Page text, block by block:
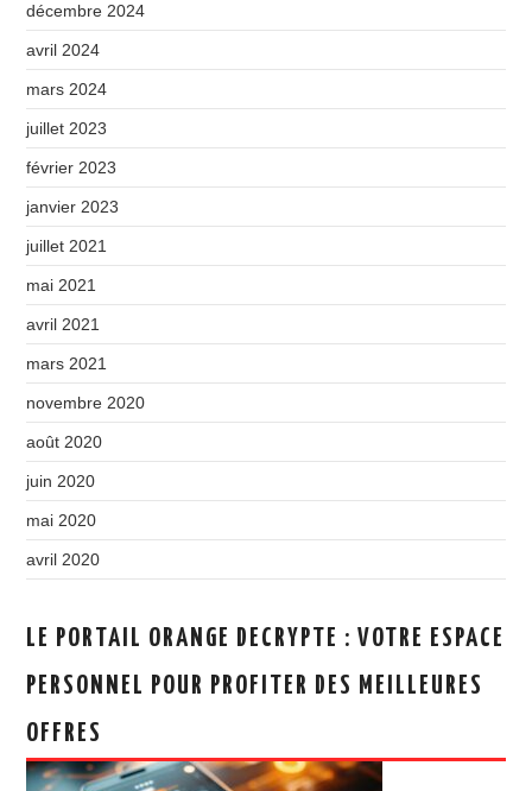
décembre 2024
avril 2024
mars 2024
juillet 2023
février 2023
janvier 2023
juillet 2021
mai 2021
avril 2021
mars 2021
novembre 2020
août 2020
juin 2020
mai 2020
avril 2020
LE PORTAIL ORANGE DECRYPTE : VOTRE ESPACE
PERSONNEL POUR PROFITER DES MEILLEURES
OFFRES